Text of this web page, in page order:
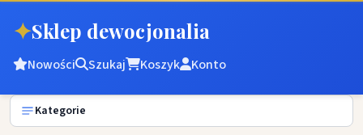
✦Sklep dewocjonalia
Nowości Szukaj Koszyk Konto
Kategorie